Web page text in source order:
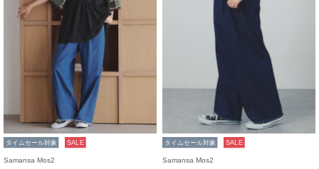
タイムセール対象 SALE
Samansa Mos2
タイムセール対象 SALE
Samansa Mos2